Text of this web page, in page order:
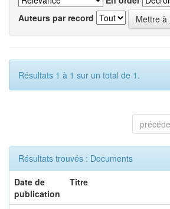
Auteurs par record
Résultats 1 à 1 sur un total de 1.
Résultats trouvés : Documents
Date de
publication
Titre